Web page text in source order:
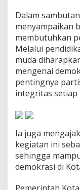
Dalam
menyampaikan
membutuhkan
Melalui
muda
mengenai
pentingnya
integritas setiap
Ia juga
kegiatan ini
sehingga
demokrasi di
Pemerintah